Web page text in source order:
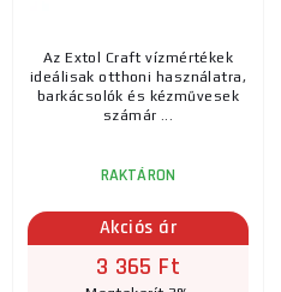
Az Extol Craft vízmértékek
ideálisak otthoni használatra,
barkácsolók és kézművesek
számár ...
RAKTÁRON
Akciós ár
3 365 Ft